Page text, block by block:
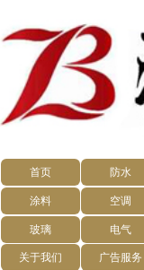
首页 防水
涂料 空调
玻璃 电气
关于我们 广告服务